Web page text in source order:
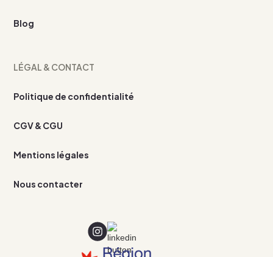
Blog
LÉGAL & CONTACT
Politique de confidentialité
CGV & CGU
Mentions légales
Nous contacter